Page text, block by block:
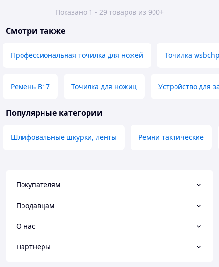
Показано 1 - 29 товаров из 900+
Смотри также
Профессиональная точилка для ножей Точилка
Ремень B17 Точилка для ножиц Устройство для
Популярные категории
Шлифовальные шкурки, ленты Ремни тактические
Покупателям
Продавцам
О нас
Партнеры